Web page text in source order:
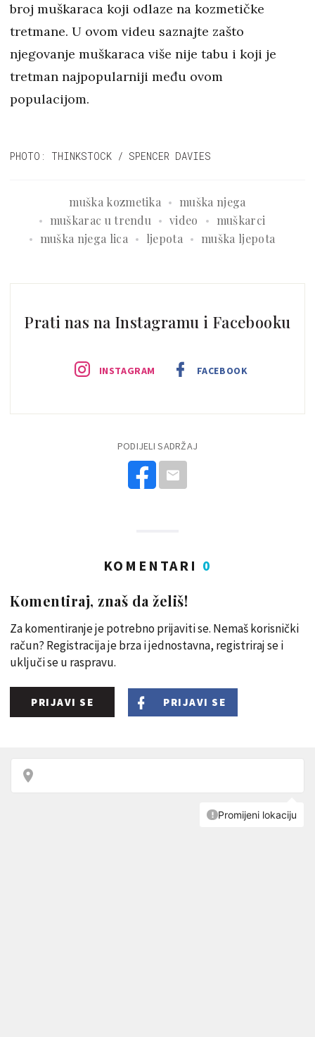
broj muškaraca koji odlaze na kozmetičke
tretmane. U ovom videu saznajte zašto
njegovanje muškaraca više nije tabu i koji je
tretman najpopularniji među ovom
populacijom.
PHOTO: THINKSTOCK / SPENCER DAVIES
muška kozmetika
muška njega
muškarac u trendu
video
muškarci
muška njega lica
ljepota muška ljepota
Prati nas na Instagramu i Facebooku
INSTAGRAM FACEBOOK
PODIJELI SADRŽAJ
KOMENTARI 0
Komentiraj, znaš da želiš!
Za komentiranje je potrebno prijaviti se. Nemaš korisnički
račun? Registracija je brza i jednostavna, registriraj se i
uključi se u raspravu.
PRIJAVI SE PRIJAVI SE